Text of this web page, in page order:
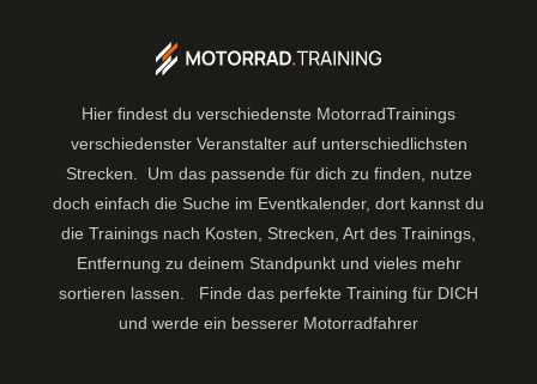
Hier findest du verschiedenste MotorradTrainings
verschiedenster Veranstalter auf unterschiedlichsten
Strecken. Um das passende für dich zu finden, nutze
doch einfach die Suche im Eventkalender, dort kannst du
die Trainings nach Kosten, Strecken, Art des Trainings,
Entfernung zu deinem Standpunkt und vieles mehr
sortieren lassen. Finde das perfekte Training für DICH
und werde ein besserer Motorradfahrer